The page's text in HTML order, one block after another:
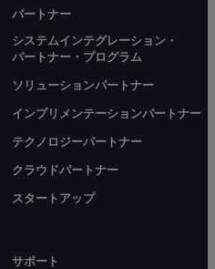
パートナー
システムインテグレーション・
パートナー・プログラム
ソリューションパートナー
インプリメンテーションパートナー
テクノロジーパートナー
クラウドパートナー
スタートアップ
サポート